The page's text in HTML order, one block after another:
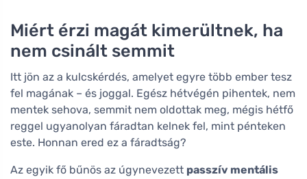
Miért érzi magát kimerültnek, ha
nem csinált semmit
Itt jön az a kulcskérdés, amelyet egyre több ember tesz
fel magának – és joggal. Egész hétvégén pihentek, nem
mentek sehova, semmit nem oldottak meg, mégis hétfő
reggel ugyanolyan fáradtan kelnek fel, mint pénteken
este. Honnan ered ez a fáradtság?
Az egyik fő bűnös az úgynevezett passzív mentális